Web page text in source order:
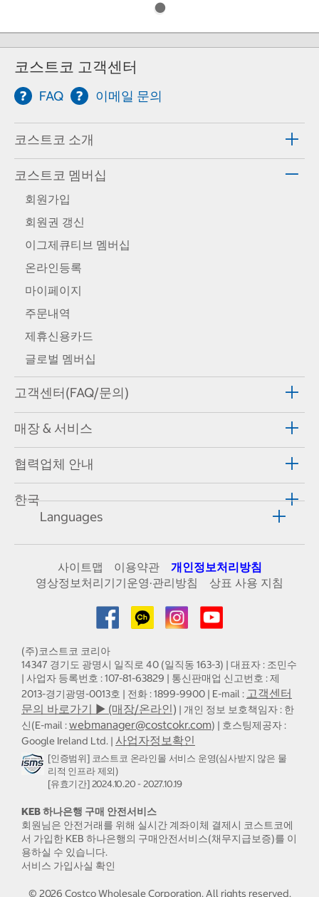
코스트코 고객센터
FAQ 이메일 문의
코스트코 소개
코스트코 멤버십
회원가입
회원권 갱신
이그제큐티브 멤버십
온라인등록
마이페이지
주문내역
제휴신용카드
글로벌 멤버십
고객센터(FAQ/문의)
매장 & 서비스
협력업체 안내
한국
Languages
사이트맵 이용약관
개인정보처리방침
영상정보처리기기운영·관리방침
상표 사용 지침
(주)코스트코 코리아
14347 경기도 광명시 일직로 40 (일직동 163-3) | 대표자 : 조민수
| 사업자 등록번호 : 107-81-63829 | 통신판매업 신고번호 : 제
2013-경기광명-0013호 | 전화 : 1899-9900 | E-mail : 고객센터
문의 바로가기 ▶ (매장/온라인) | 개인 정보 보호책임자 : 한
신(E-mail :webmanager@costcokr.com) | 호스팅제공자 :
Google Ireland Ltd. | 사업자정보확인
[인증범위] 코스트코 온라인몰 서비스 운영(심사받지 않은 물
리적 인프라 제외)
[유효기간] 2024.10.20 - 2027.10.19
KEB 하나은행 구매 안전서비스
회원님은 안전거래를 위해 실시간 계좌이체 결제시 코스트코에
서 가입한 KEB 하나은행의 구매안전서비스(채무지급보증)를 이
용하실 수 있습니다.
서비스 가입사실 확인
© 2026 Costco Wholesale Corporation.All rights reserved.